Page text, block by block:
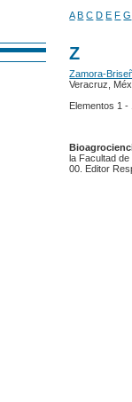
A B C D E F G
Z
Zamora-
Veracruz,
Elementos 1
la Facultad
00. Editor